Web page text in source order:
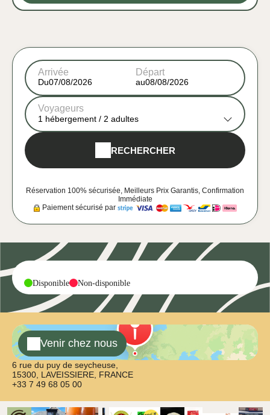
Arrivée
Du
Départ
au
Voyageurs
1 hébergement / 2 adultes
RECHERCHER
Réservation 100% sécurisée, Meilleurs Prix Garantis, Confirmation
Immédiate
Paiement sécurisé par
Disponible Non-disponible
Venir chez nous
6 rue du puy de seycheuse,
15300, LAVEISSIERE, FRANCE
+33 7 49 68 05 00